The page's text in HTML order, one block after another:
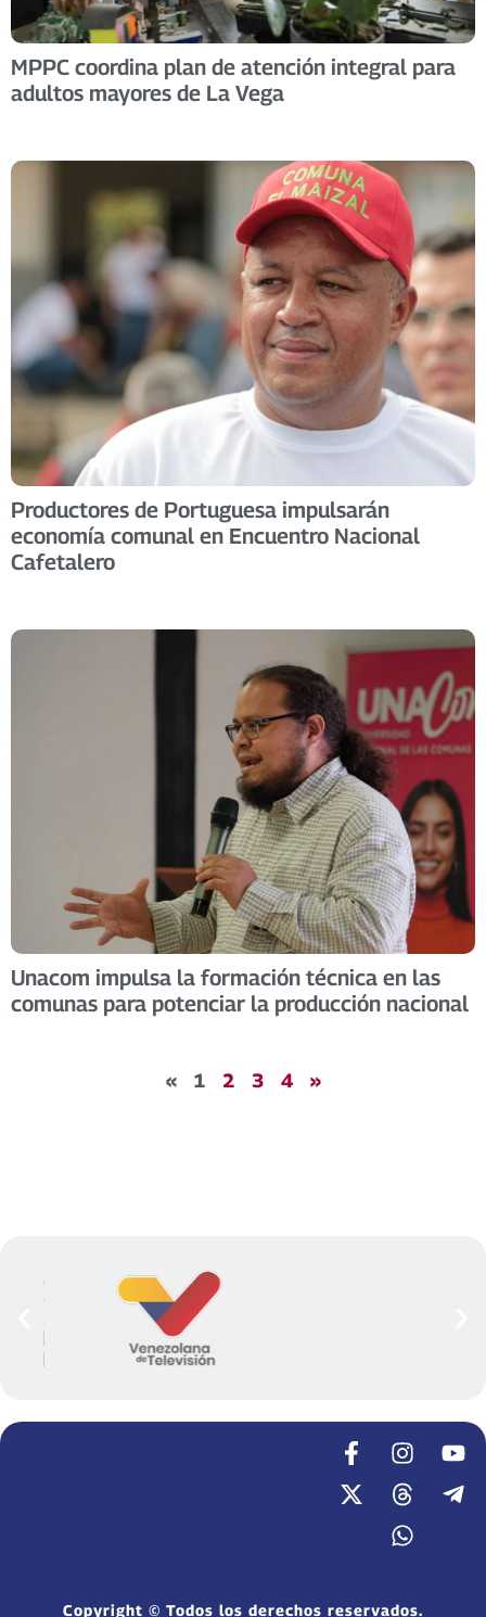
MPPC coordina plan de atención integral para
adultos mayores de La Vega
Productores de Portuguesa impulsarán
economía comunal en Encuentro Nacional
Cafetalero
Unacom impulsa la formación técnica en las
comunas para potenciar la producción nacional
« 1 2 3 4 »
Copyright © Todos los derechos reservados.